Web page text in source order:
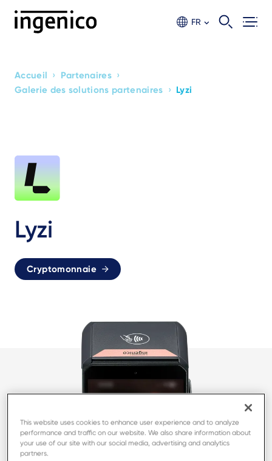
contenu
FR
Breadcrumb
Accueil › Partenaires ›
Galerie des solutions partenaires › Lyzi
Lyzi
Cryptomonnaie
This website uses cookies to enhance user experience and to analyze
performance and traffic on our website. We also share information about
your use of our site with our social media, advertising and analytics
partners.